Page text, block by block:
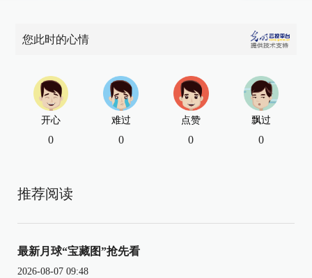
您此时的心情
开心
0
难过
0
点赞
0
飘过
0
推荐阅读
最新月球“宝藏图”抢先看
2026-08-07 09:48